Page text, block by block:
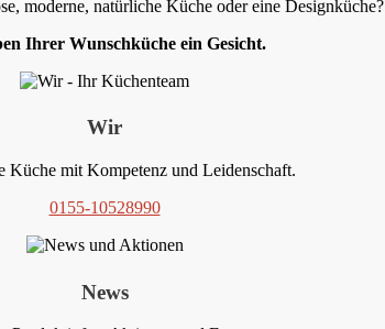
moderne, natürliche Küche oder eine Designküche?
Ihrer Wunschküche ein Gesicht.
Wir
Küche mit Kompetenz und Leidenschaft.
0155-10528990
News